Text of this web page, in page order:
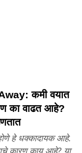
कमी वयात
का वाढत आहे?
हे धक्कादायक आहे.
कारण काय आहे? या